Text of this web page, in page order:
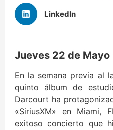
LinkedIn
Jueves 22 de Mayo
En la semana previa al
quinto álbum de
Darcourt ha
«SiriusXM» en Miami,
exitoso concierto que